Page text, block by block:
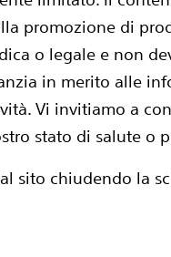
promozione di
o legale e non
in merito alle
Vi invitiamo a
stato di salute o
sito chiudendo la
è un
di follow up
nome di